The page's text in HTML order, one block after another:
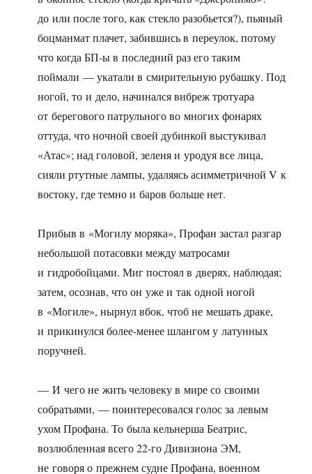
до или после того, как стекло разобьется?), пьяный
боцманмат плачет, забившись в переулок, потому
что когда БП-ы в последний раз его таким
поймали — укатали в смирительную рубашку. Под
ногой, то и дело, начинался вибреж тротуара
от берегового патрульного во многих фонарях
оттуда, что ночной своей дубинкой выстукивал
«Атас»; над головой, зеленя и уродуя все лица,
сияли ртутные лампы, удаляясь асимметричной V к
востоку, где темно и баров больше нет.
Прибыв в «Могилу моряка», Профан застал разгар
небольшой потасовки между матросами
и гидробойцами. Миг постоял в дверях, наблюдая;
затем, осознав, что он уже и так одной ногой
в «Могиле», нырнул вбок, чтоб не мешать драке,
и прикинулся более-менее шлангом у латунных
поручней.
— И чего не жить человеку в мире со своими
собратьями, — поинтересовался голос за левым
ухом Профана. То была кельнерша Беатрис,
возлюбленная всего 22-го Дивизиона ЭМ,
не говоря о прежнем судне Профана, военном